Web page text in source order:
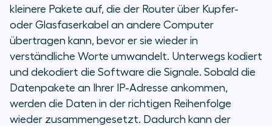
kleinere Pakete auf, die der Router über Kupfer-
oder Glasfaserkabel an andere Computer
übertragen kann, bevor er sie wieder in
verständliche Worte umwandelt. Unterwegs kodiert
und dekodiert die Software die Signale. Sobald die
Datenpakete an Ihrer IP-Adresse ankommen,
werden die Daten in der richtigen Reihenfolge
wieder zusammengesetzt. Dadurch kann der